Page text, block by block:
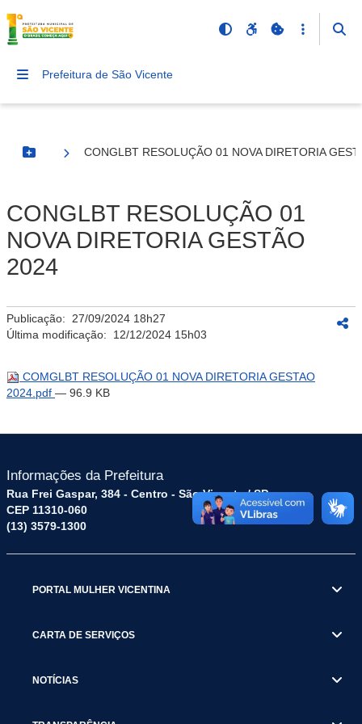
Prefeitura de São Vicente
Botão Menu
CONGLBT RESOLUÇÃO 01 NOVA DIRETORIA
CONGLBT RESOLUÇÃO 01
NOVA DIRETORIA GESTÃO
2024
Publicação: 27/09/2024 18h27
Última modificação: 12/12/2024 15h03
COMGLBT RESOLUÇÃO 01 NOVA DIRETORIA GESTAO
2024.pdf — 96.9 KB
Informações da Prefeitura
Rua Frei Gaspar, 384 - Centro - São Vicente / SP
CEP 11310-060
(13) 3579-1300
PORTAL MULHER VICENTINA
CARTA DE SERVIÇOS
NOTÍCIAS